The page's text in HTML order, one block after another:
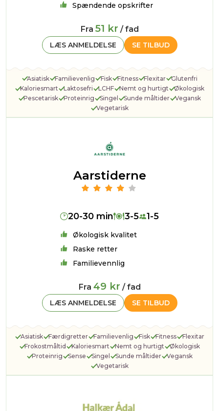
Spændende opskrifter
Fra 51 kr / fad
SE TILBUD
LÆS ANMELDELSE
Asiatisk Familievenlig Fisk Fitness Flexitar
Glutenfri
Kaloriesmart
Laktosefri LCHF Nemt og hurtigt
Økologisk
Pescetarisk
Proteinrig Singel Sunde måltider
Vegansk
Vegetarisk
Aarstiderne
20-30 min 3-5 1-5
Økologisk kvalitet
Raske retter
Familievennlig
Fra 49 kr / fad
SE TILBUD
LÆS ANMELDELSE
Asiatisk Færdigretter Familievenlig Fisk Fitness
Flexitar
Frokostmåltid
Kaloriesmart Nemt og hurtigt
Økologisk
Proteinrig
Sense Singel Sunde måltider
Vegansk
Vegetarisk